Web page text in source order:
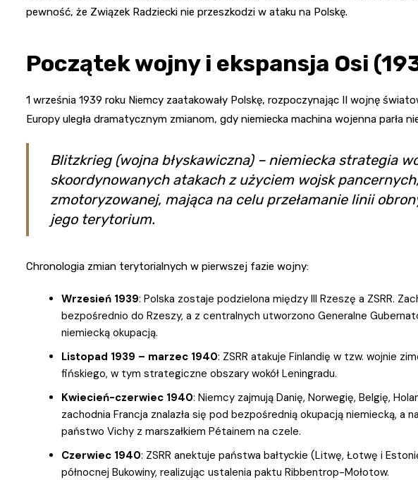
pewność, że Związek Radziecki nie przeszkodzi w ataku na Polskę.
Początek wojny i ekspansja Osi
1 września 1939 roku Niemcy zaatakowały Polskę, rozpoczynając II wojnę
Europy uległa dramatycznym zmianom, gdy niemiecka machina wojenna parła
Blitzkrieg (wojna błyskawiczna) – niemiecka strategia
skoordynowanych atakach z użyciem wojsk
zmotoryzowanej, mająca na celu przełamanie linii
jego terytorium.
Chronologia zmian terytorialnych w pierwszej fazie wojny:
Wrzesień 1939: Polska zostaje podzielona między III Rzeszę a ZSRR.
bezpośrednio do Rzeszy, a z centralnych utworzono Generalne
niemiecką okupacją.
Listopad 1939 – marzec 1940: ZSRR atakuje Finlandię w tzw. wojnie
fińskiego, w tym strategiczne obszary wokół Leningradu.
Kwiecień-czerwiec 1940: Niemcy zajmują Danię, Norwegię, Belgię,
zachodnia Francja znalazła się pod bezpośrednią okupacją niemiecką, a
państwo Vichy z marszałkiem Pétainem na czele.
Czerwiec 1940: ZSRR anektuje państwa bałtyckie (Litwę, Łotwę i
północnej Bukowiny, realizując ustalenia paktu Ribbentrop-Mołotow.